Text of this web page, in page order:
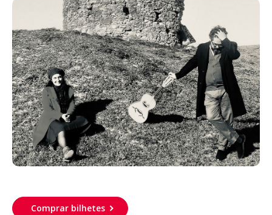
Política de Privacidade
Política de Cookies
Acompanhe a Leiria Agenda
CULTURA
DESPORTO
Comprar bilhetes